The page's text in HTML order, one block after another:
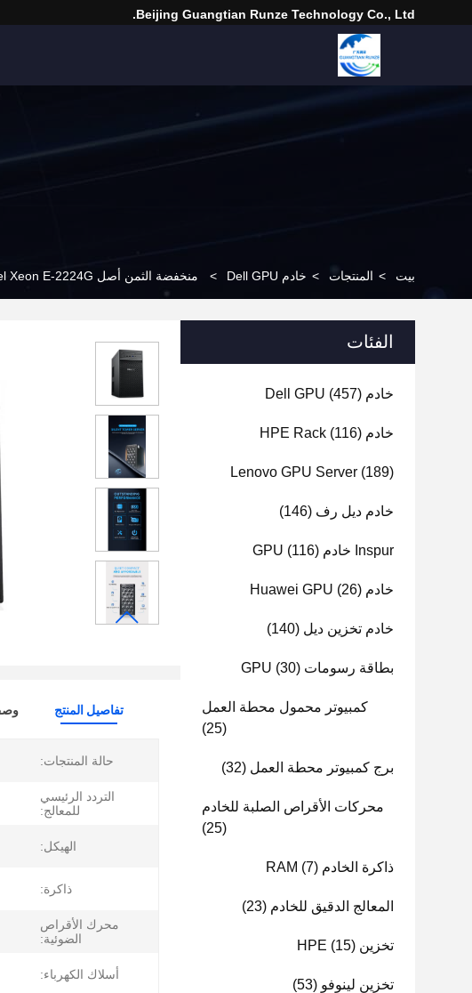
Beijing Guangtian Runze Technology Co., Ltd.
بيت > المنتجات > خادم Dell GPU > منخفضة الثمن أصل Dell PowerEdge T40 Intel Xeon E-2224G سيرفر البرج
الفئات
خادم Dell GPU (457)
خادم HPE Rack (116)
Lenovo GPU Server (189)
خادم ديل رف (146)
Inspur خادم GPU (116)
خادم Huawei GPU (26)
خادم تخزين ديل (140)
بطاقة رسومات GPU (30)
كمبيوتر محمول محطة العمل
(25)
برج كمبيوتر محطة العمل (32)
محركات الأقراص الصلبة للخادم
(25)
ذاكرة الخادم RAM (7)
المعالج الدقيق للخادم (23)
تخزين HPE (15)
تخزين لينوفو (53)
تفاصيل المنتج
حالة المنتجات:
التردد الرئيسي
للمعالج:
الهيكل:
ذاكرة:
محرك الأقراص
الضوئية:
أسلاك الكهرباء: